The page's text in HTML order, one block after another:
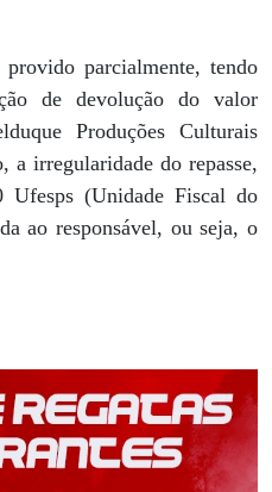
parcialmente, tendo
de devolução do valor
Produções Culturais
a irregularidade do repasse,
(Unidade Fiscal do
ao responsável, ou seja, o